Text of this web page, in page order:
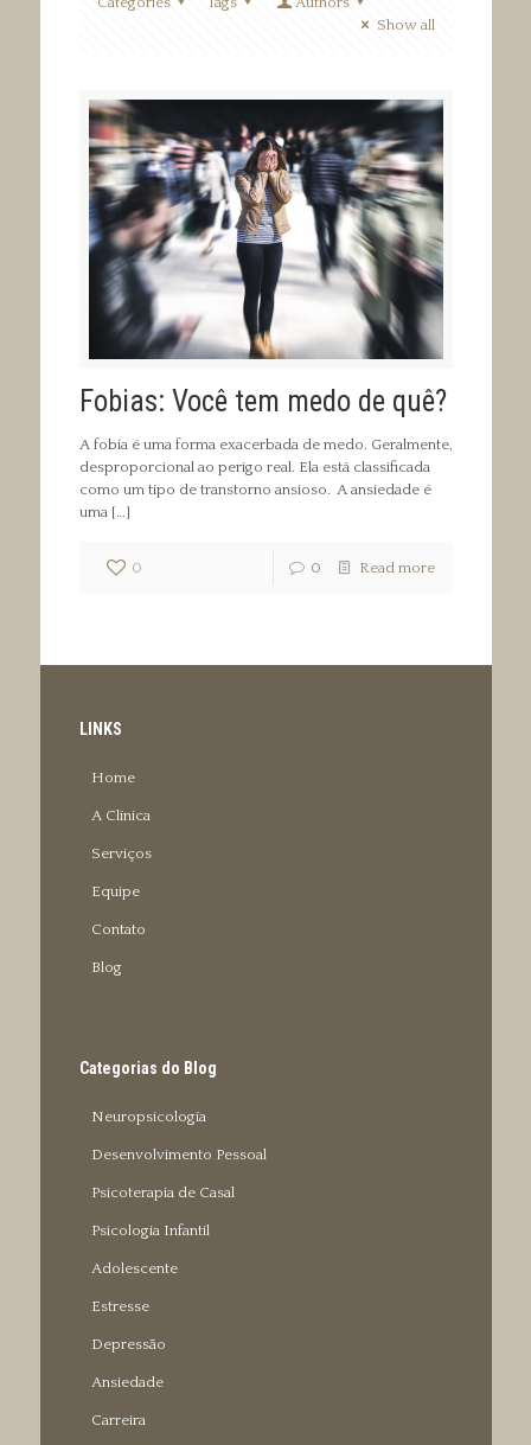
Show all
Fobias: Você tem medo de quê?
A fobia é uma forma exacerbada de medo. Geralmente,
desproporcional ao perigo real. Ela está classificada
como um tipo de transtorno ansioso. A ansiedade é
uma […]
0 0 Read more
LINKS
Home
A Clínica
Serviços
Equipe
Contato
Blog
Categorias do Blog
Neuropsicología
Desenvolvimento Pessoal
Psicoterapia de Casal
Psicologia Infantil
Adolescente
Estresse
Depressão
Ansiedade
Carreira